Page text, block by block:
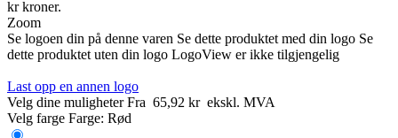
Zoom
Se logoen din på denne varen Se dette produktet med din logo Se
dette produktet uten din logo LogoView er ikke tilgjengelig
Last opp en annen logo
Velg dine muligheter Fra 65,92 kr ekskl. MVA
Velg farge Farge: Rød